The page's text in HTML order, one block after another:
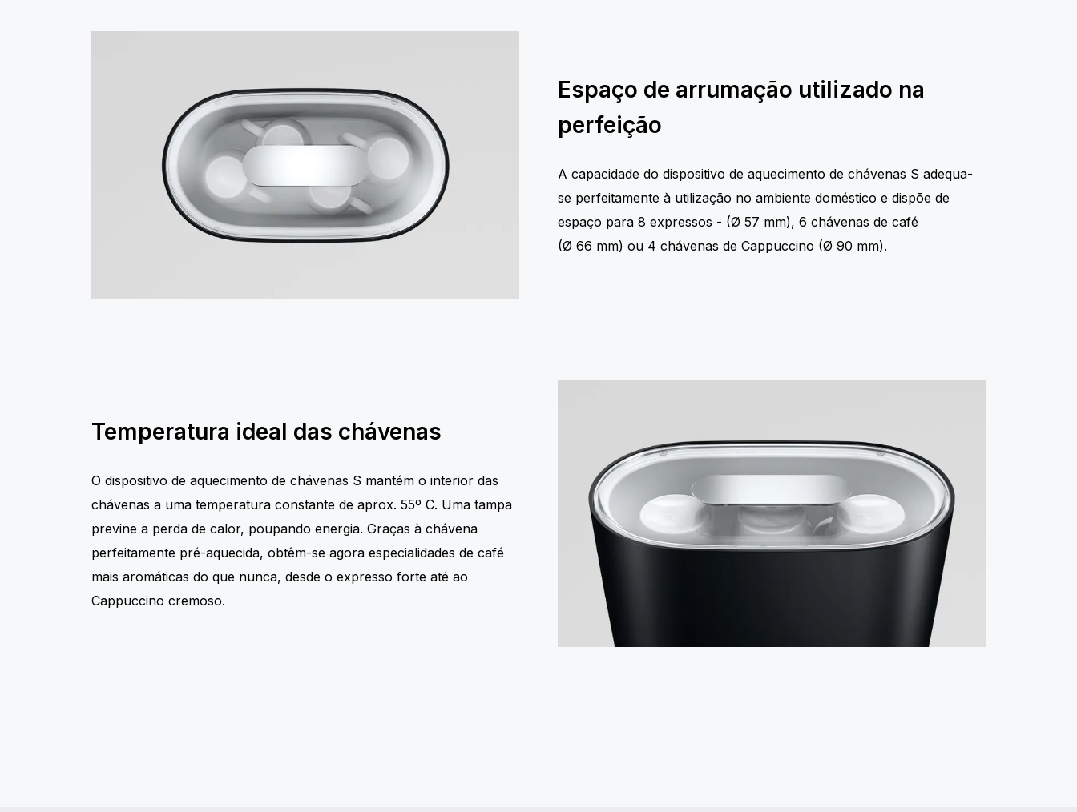
Espaço de arrumação utilizado na
perfeição
A capacidade do dispositivo de aquecimento de chávenas S adequa-
se perfeitamente à utilização no ambiente doméstico e dispõe de
espaço para 8 expressos - (Ø 57 mm), 6 chávenas de café
(Ø 66 mm) ou 4 chávenas de Cappuccino (Ø 90 mm).
Temperatura ideal das chávenas
O dispositivo de aquecimento de chávenas S mantém o interior das
chávenas a uma temperatura constante de aprox. 55º C. Uma tampa
previne a perda de calor, poupando energia. Graças à chávena
perfeitamente pré-aquecida, obtêm-se agora especialidades de café
mais aromáticas do que nunca, desde o expresso forte até ao
Cappuccino cremoso.